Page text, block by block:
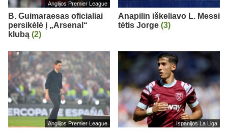
Anglijos Premier League
B. Guimaraesas oficialiai
persikėlė į „Arsenal“
klubą (2)
Anapilin iškeliavo L. Messi
tėtis Jorge (3)
Anglijos Premier League Ispanijos La Liga